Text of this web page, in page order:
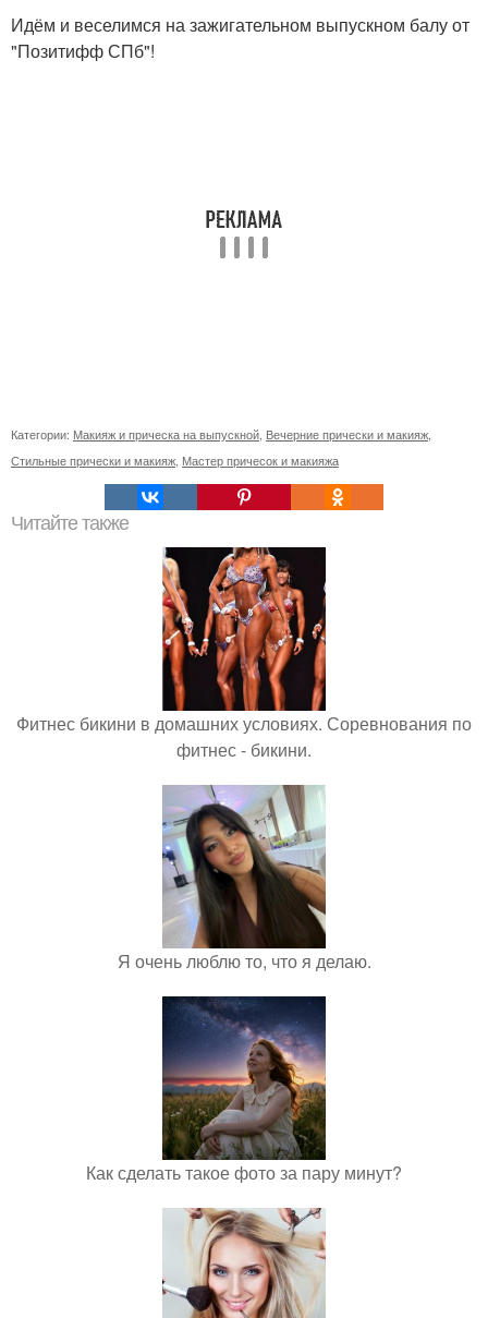
Идём и веселимся на зажигательном выпускном балу от
"Позитифф СПб"!
Категории: Макияж и прическа на выпускной, Вечерние прически и макияж,
Стильные прически и макияж, Мастер причесок и макияжа
Читайте также
Фитнес бикини в домашних условиях. Соревнования по
фитнес - бикини.
Я очень люблю то, что я делаю.
Как сделать такое фото за пару минут?